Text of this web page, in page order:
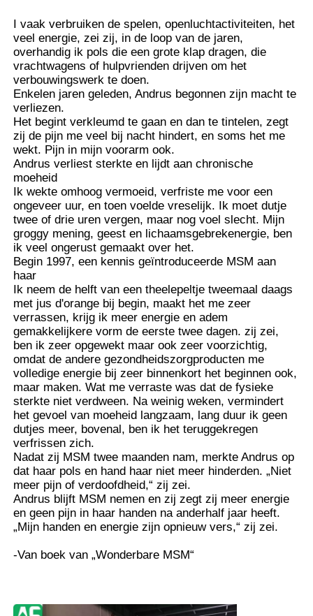
I vaak verbruiken de spelen, openluchtactiviteiten, het
veel energie, zei zij, in de loop van de jaren,
overhandig ik pols die een grote klap dragen, die
vrachtwagens of hulpvrienden drijven om het
verbouwingswerk te doen.
Enkelen jaren geleden, Andrus begonnen zijn macht te
verliezen.
Het begint verkleumd te gaan en dan te tintelen, zegt
zij de pijn me veel bij nacht hindert, en soms het me
wekt. Pijn in mijn voorarm ook.
Andrus verliest sterkte en lijdt aan chronische
moeheid
Ik wekte omhoog vermoeid, verfriste me voor een
ongeveer uur, en toen voelde vreselijk. Ik moet dutje
twee of drie uren vergen, maar nog voel slecht. Mijn
groggy mening, geest en lichaamsgebrekenergie, ben
ik veel ongerust gemaakt over het.
Begin 1997, een kennis geïntroduceerde MSM aan
haar
Ik neem de helft van een theelepeltje tweemaal daags
met jus d'orange bij begin, maakt het me zeer
verrassen, krijg ik meer energie en adem
gemakkelijkere vorm de eerste twee dagen. zij zei,
ben ik zeer opgewekt maar ook zeer voorzichtig,
omdat de andere gezondheidszorgproducten me
volledige energie bij zeer binnenkort het beginnen ook,
maar maken. Wat me verraste was dat de fysieke
sterkte niet verdween. Na weinig weken, vermindert
het gevoel van moeheid langzaam, lang duur ik geen
dutjes meer, bovenal, ben ik het teruggekregen
verfrissen zich.
Nadat zij MSM twee maanden nam, merkte Andrus op
dat haar pols en hand haar niet meer hinderden. „Niet
meer pijn of verdoofdheid,“ zij zei.
Andrus blijft MSM nemen en zij zegt zij meer energie
en geen pijn in haar handen na anderhalf jaar heeft.
„Mijn handen en energie zijn opnieuw vers,“ zij zei.
-Van boek van „Wonderbare MSM“